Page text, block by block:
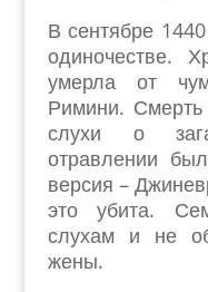
В сентябре
одиночестве.
умерла от
Римини.
слухи о
отравлении
версия –
это убита.
слухам и не
жены.